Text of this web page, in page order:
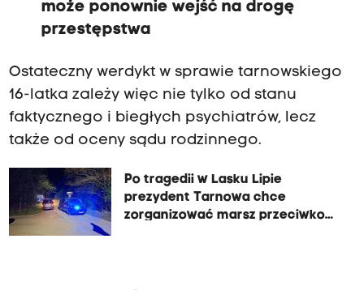
może ponownie wejść na drogę
przestępstwa
Ostateczny werdykt w sprawie tarnowskiego
16-latka zależy więc nie tylko od stanu
faktycznego i biegłych psychiatrów, lecz
także od oceny sądu rodzinnego.
Po tragedii w Lasku Lipie
prezydent Tarnowa chce
zorganizować marsz przeciwko